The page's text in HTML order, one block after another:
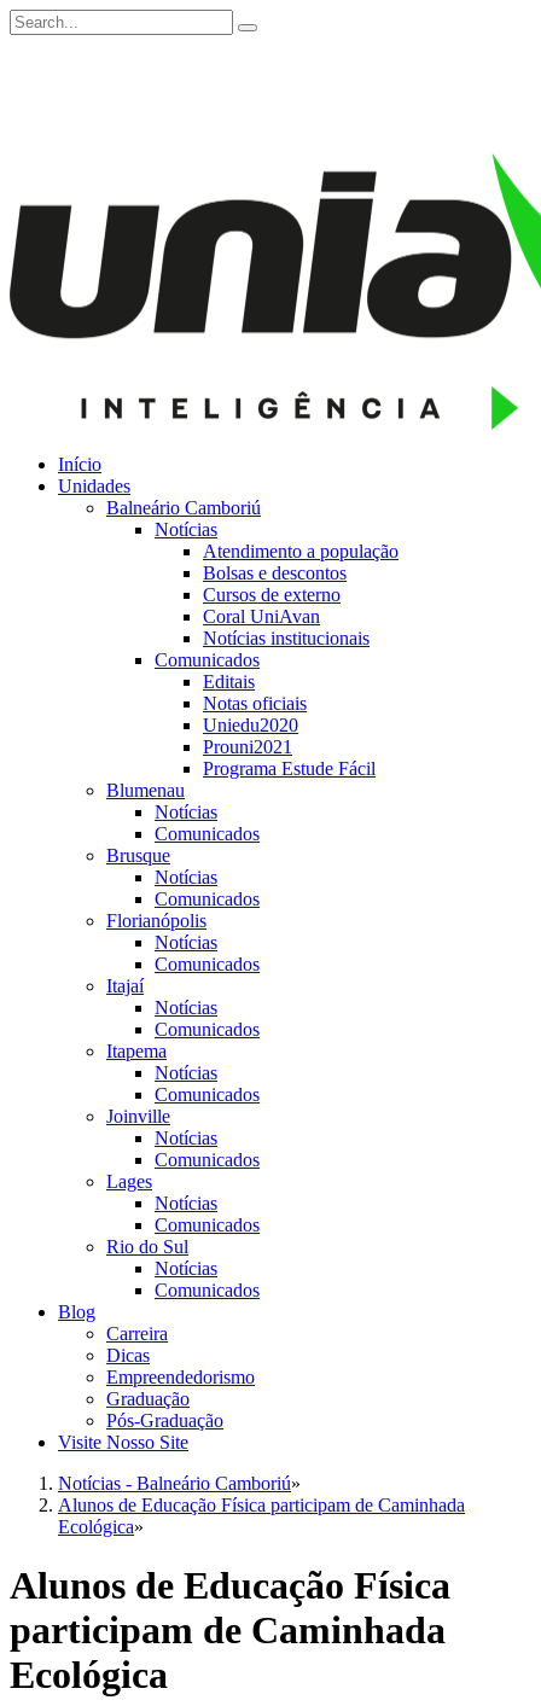
Início
Unidades
Balneário Camboriú
Notícias
Atendimento a população
Bolsas e descontos
Cursos de externo
Coral UniAvan
Notícias institucionais
Comunicados
Editais
Notas oficiais
Uniedu2020
Prouni2021
Programa Estude Fácil
Blumenau
Notícias
Comunicados
Brusque
Notícias
Comunicados
Florianópolis
Notícias
Comunicados
Itajaí
Notícias
Comunicados
Itapema
Notícias
Comunicados
Joinville
Notícias
Comunicados
Lages
Notícias
Comunicados
Rio do Sul
Notícias
Comunicados
Blog
Carreira
Dicas
Empreendedorismo
Graduação
Pós-Graduação
Visite Nosso Site
Notícias - Balneário Camboriú»
Alunos de Educação Física participam de Caminhada
Ecológica»
Alunos de Educação Física
participam de Caminhada
Ecológica